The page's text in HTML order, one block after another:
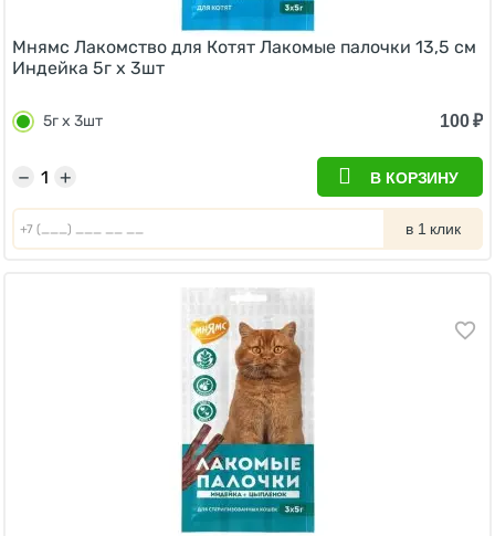
Мнямс Лакомство для Котят Лакомые палочки 13,5 см
Индейка 5г х 3шт
5г х 3шт 100₽
+
− В КОРЗИНУ
в 1 клик